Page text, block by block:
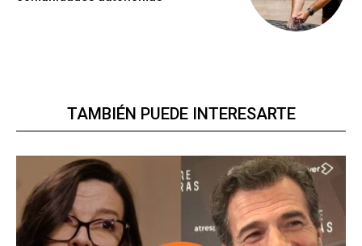
TAMBIÉN PUEDE INTERESARTE